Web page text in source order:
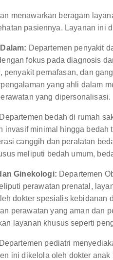
menawarkan beragam
pasiennya. Layanan ini
Departemen penyakit
fokus pada diagnosis
penyakit pernafasan, dan
yang ahli dalam
yang dipersonalisasi.
Departemen bedah di rumah
invasif minimal hingga bedah
canggih dan peralatan
meliputi bedah umum,
Ginekologi: Departemen
perawatan prenatal,
dokter spesialis kebidanan
perawatan yang aman dan
layanan khusus seperti
Departemen pediatri
ini dikelola oleh dokter